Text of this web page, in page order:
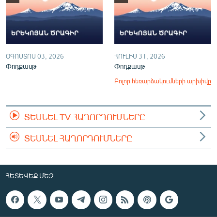
ՕԳՈՍՏՈՍ 03, 2026
Փոդքասթ
ՀՈՒԼԻՍ 31, 2026
Փոդքասթ
Բոլոր հեռարձակումների արխիվը
ՏԵՍՆԵԼ TV ՀԱՂՈՐԴՈՒՄՆԵՐԸ
ՏԵՍՆԵԼ ՀԱՂՈՐԴՈՒՄՆԵՐԸ
ՀԵՏԵՎԵՔ ՄԵԶ